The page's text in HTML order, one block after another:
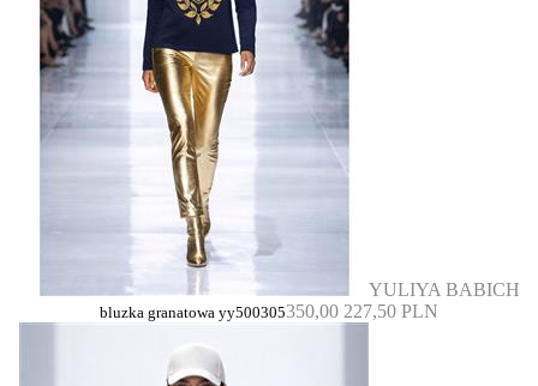
YULIYA BABICH
bluzka granatowa yy500305350,00 227,50 PLN